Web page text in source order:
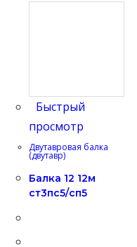
Быстрый
просмотр
Двутавровая балка
(двутавр)
Балка 12 12м
ст3пс5/сп5